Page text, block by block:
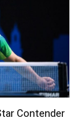
Contender